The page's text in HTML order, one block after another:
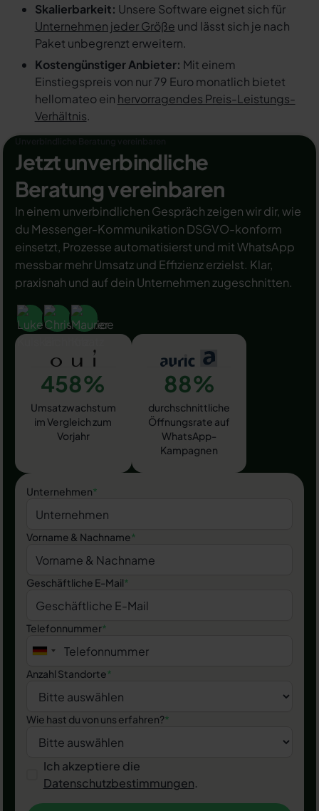
Skalierbarkeit: Unsere Software eignet sich für
Unternehmen jeder Größe und lässt sich je nach
Paket unbegrenzt erweitern.
Kostengünstiger Anbieter: Mit einem
Einstiegspreis von nur 79 Euro monatlich bietet
hellomateo ein hervorragendes Preis-Leistungs-
Verhältnis.
Jetzt unverbindliche
Beratung vereinbaren
In einem unverbindlichen Gespräch zeigen wir dir, wie
du Messenger-Kommunikation DSGVO-konform
einsetzt, Prozesse automatisierst und mit WhatsApp
messbar mehr Umsatz und Effizienz erzielst. Klar,
praxisnah und auf dein Unternehmen zugeschnitten.
458%
Umsatzwachstum
im Vergleich zum
Vorjahr
88%
durchschnittliche
Öffnungsrate auf
WhatsApp-
Kampagnen
Unternehmen*
Vorname & Nachname*
Geschäftliche E-Mail*
Telefonnummer*
Anzahl Standorte*
Wie hast du von uns erfahren?*
Ich akzeptiere die
Datenschutzbestimmungen.